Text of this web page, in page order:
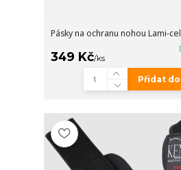
Pásky na ochranu nohou Lami-
349 Kč/ks
Přidat